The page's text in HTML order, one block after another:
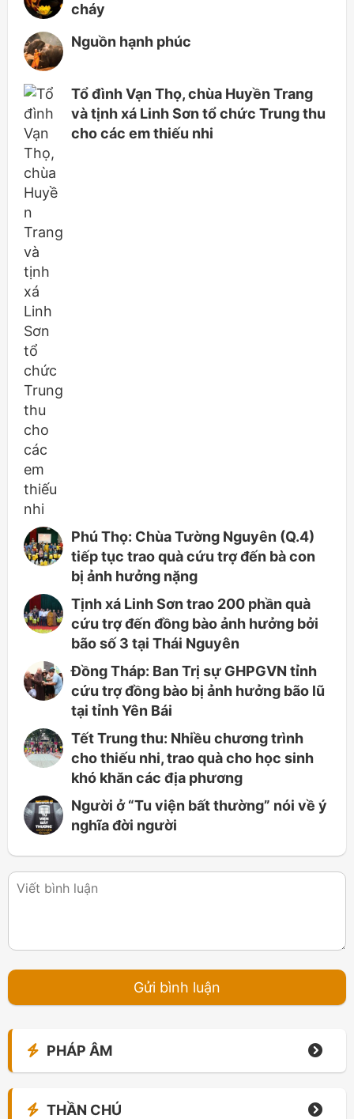
cháy
Nguồn hạnh phúc
Tổ đình Vạn Thọ, chùa Huyền Trang
và tịnh xá Linh Sơn tổ chức Trung thu
cho các em thiếu nhi
Phú Thọ: Chùa Tường Nguyên (Q.4)
tiếp tục trao quà cứu trợ đến bà con
bị ảnh hưởng nặng
Tịnh xá Linh Sơn trao 200 phần quà
cứu trợ đến đồng bào ảnh hưởng bởi
bão số 3 tại Thái Nguyên
Đồng Tháp: Ban Trị sự GHPGVN tỉnh
cứu trợ đồng bào bị ảnh hưởng bão lũ
tại tỉnh Yên Bái
Tết Trung thu: Nhiều chương trình
cho thiếu nhi, trao quà cho học sinh
khó khăn các địa phương
Người ở “Tu viện bất thường” nói về ý
nghĩa đời người
PHÁP ÂM
THẦN CHÚ